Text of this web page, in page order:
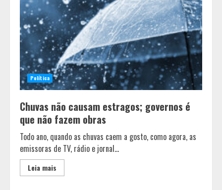
Política
Chuvas não causam estragos; governos é
que não fazem obras
Todo ano, quando as chuvas caem a gosto, como agora, as
emissoras de TV, rádio e jornal...
Leia mais